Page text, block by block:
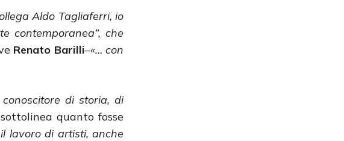
Aldo Tagliaferri, io
contemporanea”, che
Renato Barilli–«… con
di storia, di
quanto fosse
lavoro di artisti, anche